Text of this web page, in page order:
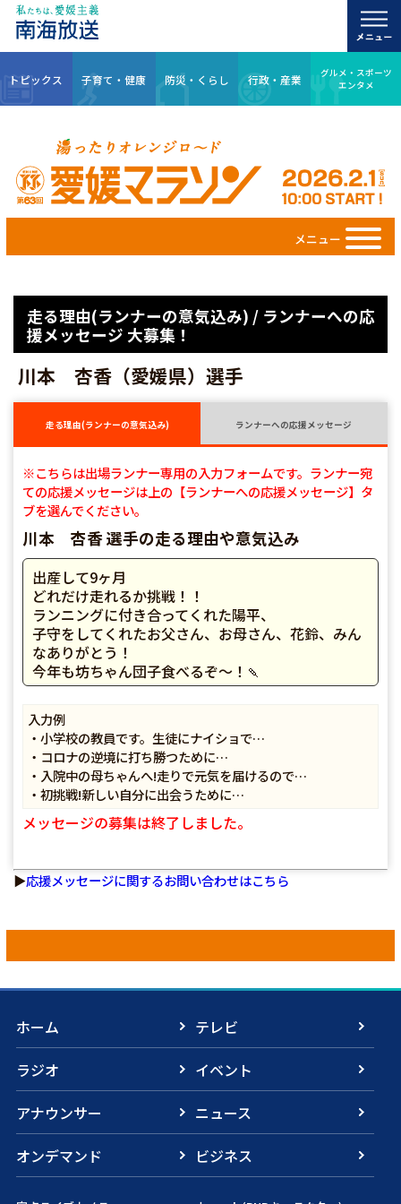
トピックス 子育て・健康 防災・くらし 行政・産業
グルメ・スポーツ
エンタメ
メニュー
走る理由(ランナーの意気込み) / ランナーへの応
援メッセージ 大募集！
川本 杏香（愛媛県）選手
走る理由(ランナーの意気込み) ランナーへの応援メッセージ
※こちらは出場ランナー専用の入力フォームです。ランナー宛
ての応援メッセージは上の【ランナーへの応援メッセージ】タ
ブを選んでください。
川本 杏香 選手の走る理由や意気込み
出産して9ヶ月
どれだけ走れるか挑戦！！
ランニングに付き合ってくれた陽平、
子守をしてくれたお父さん、お母さん、花鈴、みん
なありがとう！
今年も坊ちゃん団子食べるぞ〜！🍡
入力例
・小学校の教員です。生徒にナイショで…
・コロナの逆境に打ち勝つために…
・入院中の母ちゃんへ!走りで元気を届けるので…
・初挑戦!新しい自分に出会うために…
メッセージの募集は終了しました。
▶応援メッセージに関するお問い合わせはこちら
ホーム
テレビ
ラジオ
イベント
アナウンサー
ニュース
オンデマンド
ビジネス